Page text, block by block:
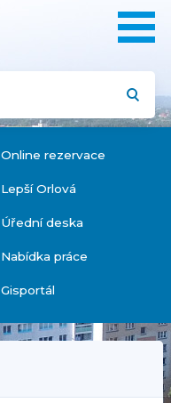
Online rezervace
Lepší Orlová
Úřední deska
Nabídka práce
Gisportál